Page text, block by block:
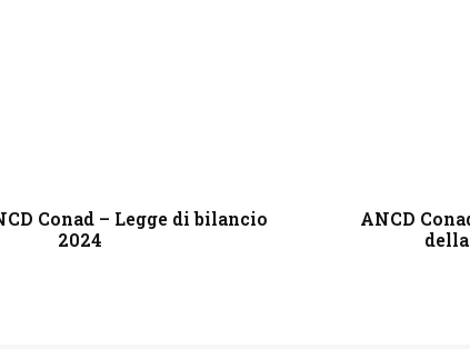
Conad – Legge di bilancio
2024
ANCD